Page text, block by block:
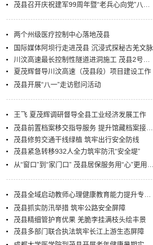
两个州级医疗控制中心落地茂县
国际媒体阿坝行走进茂县 沉浸式探秘古羌文脉
夏茂辉督导川汶高速（茂县段）项目建设工作
茂县开展“八一”走访慰问活动
王飞 夏茂辉调研督导全县工业经济发展工作
茂县修剪交通干线绿植 筑牢出行安全防线
茂县紧急转移932人全力筑牢防汛“安全堤”
茂县抓实防汛举措 筑牢公路安全屏障
茂县精细管护育优果 羌脆李挂满枝头绘丰景
茂县多部门联合执法筑牢长江上游生态屏障